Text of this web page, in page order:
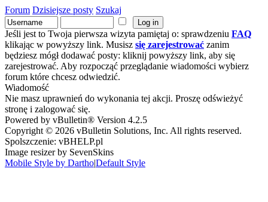
Forum Dzisiejsze posty Szukaj
Jeśli jest to Twoja pierwsza wizyta pamiętaj o: sprawdzeniu FAQ
klikając w powyższy link. Musisz się zarejestrować zanim
będziesz mógł dodawać posty: kliknij powyższy link, aby się
zarejestrować. Aby rozpocząć przeglądanie wiadomości wybierz
forum które chcesz odwiedzić.
Wiadomość
Nie masz uprawnień do wykonania tej akcji. Proszę odświeżyć
stronę i zalogować się.
Powered by vBulletin® Version 4.2.5
Copyright © 2026 vBulletin Solutions, Inc. All rights reserved.
Spolszczenie: vBHELP.pl
Image resizer by SevenSkins
Mobile Style by Dartho|Default Style